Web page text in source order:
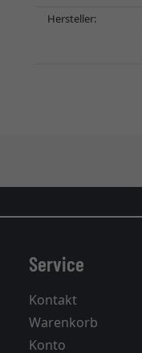
Hersteller:
Service
Kontakt
Warenkorb
Konto